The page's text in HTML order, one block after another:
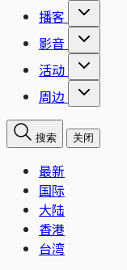
播客
影音
活动
周边
搜索 关闭
最新
国际
大陆
香港
台湾